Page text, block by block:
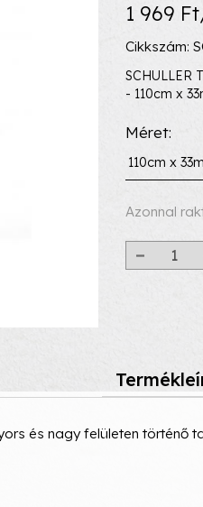
1 969
Cikkszám:
SCHULLER
- 110cm x
Méret
110cm x 33m
Azonnal
és nagy felületen történő